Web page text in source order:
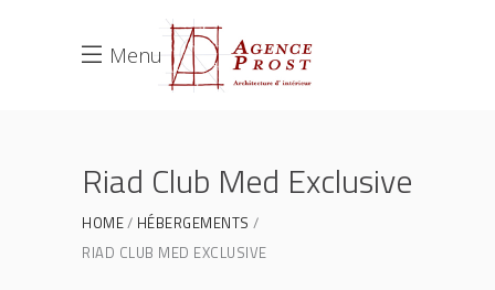
Menu
Riad Club Med Exclusive
HOME
HÉBERGEMENTS
RIAD CLUB MED EXCLUSIVE